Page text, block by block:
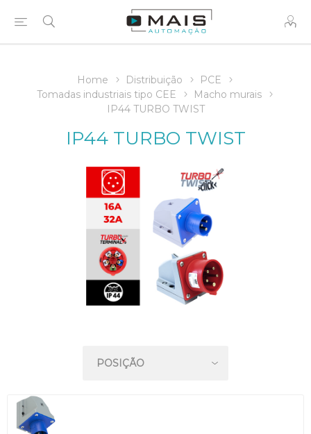
Home Distribuição
PCE
Tomadas industriais tipo CEE
Macho murais
IP44 TURBO TWIST
IP44 TURBO TWIST